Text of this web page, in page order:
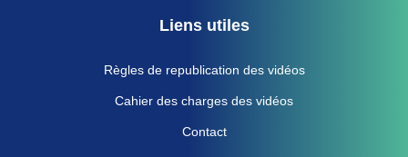
Liens utiles
Règles de republication des vidéos
Cahier des charges des vidéos
Contact